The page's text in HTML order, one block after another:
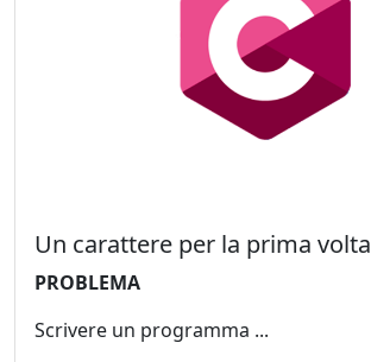
Un carattere per la prima volta
PROBLEMA
Scrivere un programma ...